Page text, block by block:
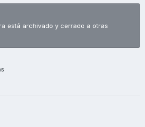
está archivado y cerrado a otras